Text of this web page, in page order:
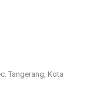
Tangerang, Kota